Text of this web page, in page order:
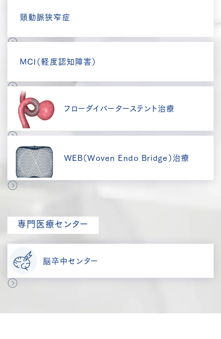
頸動脈狭窄症
MCI（軽度認知障害）
フローダイバーターステント治療
WEB（Woven Endo Bridge）治療
専門医療センター
脳卒中センター